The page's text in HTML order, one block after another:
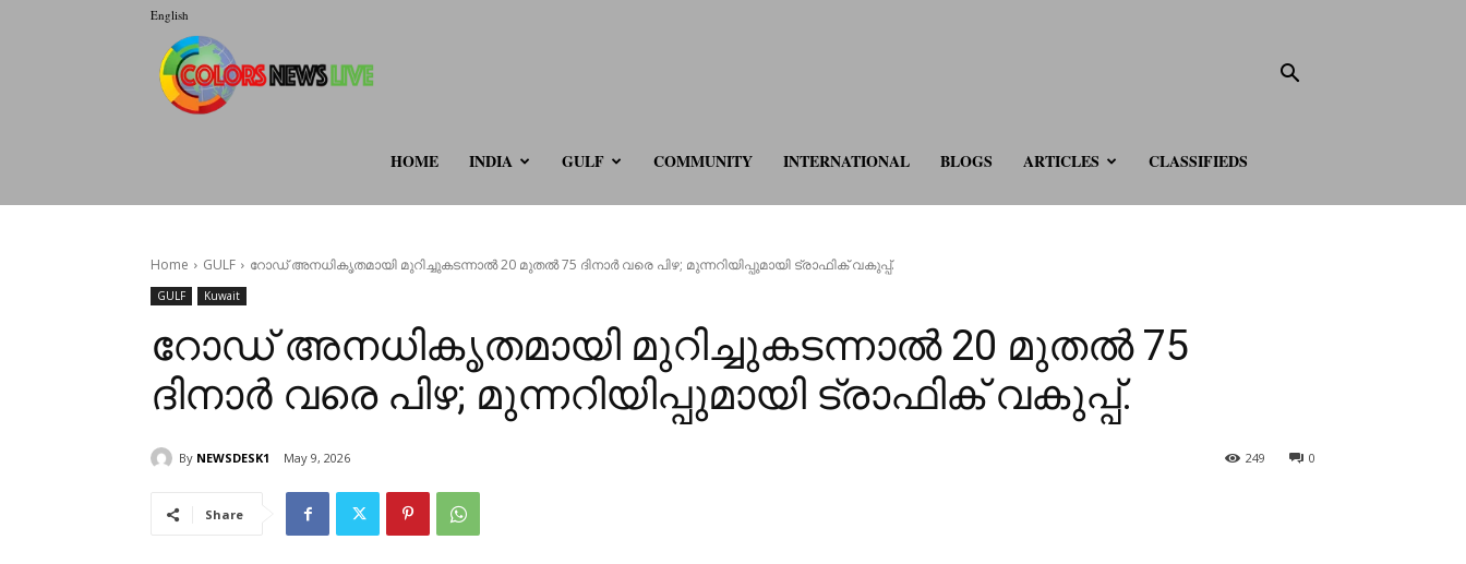
English
HOME INDIA GULF COMMUNITY INTERNATIONAL BLOGS ARTICLES CLASSIFIEDS
Home GULF റോഡ് അനധികൃതമായി മുറിച്ചുകടന്നാൽ 20 മുതൽ 75 ദിനാർ വരെ പിഴ; മുന്നറിയിപ്പുമായി ട്രാഫിക് വകുപ്പ്.
GULF Kuwait
റോഡ് അനധികൃതമായി മുറിച്ചുകടന്നാൽ 20 മുതൽ 75
ദിനാർ വരെ പിഴ; മുന്നറിയിപ്പുമായി ട്രാഫിക് വകുപ്പ്.
By NEWSDESK1 May 9, 2026 0
249
Share